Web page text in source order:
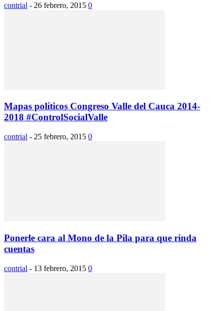
contrial - 26 febrero, 2015 0
Mapas políticos Congreso Valle del Cauca 2014-
2018 #ControlSocialValle
contrial - 25 febrero, 2015 0
Ponerle cara al Mono de la Pila para que rinda
cuentas
contrial - 13 febrero, 2015 0